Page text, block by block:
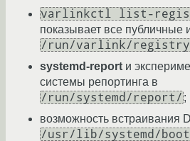
varlinkctl list-
показывает все публичные
/run/varlink/
systemd-report и
системы репортинга в
/run/systemd/report/ ;
возможность встраивания
/usr/lib/systemd/